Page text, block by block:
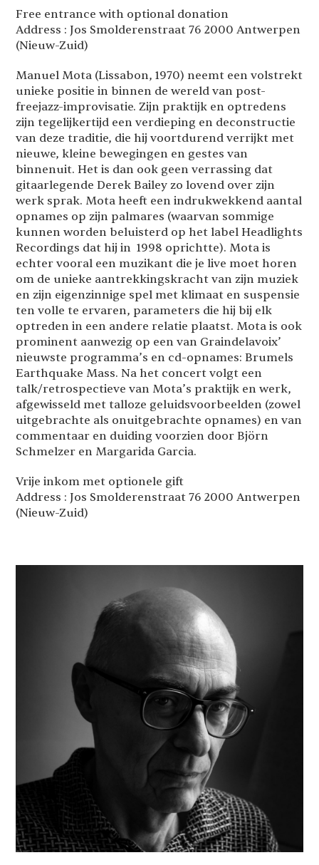
Free entrance with optional donation
Address : Jos Smolderenstraat 76 2000 Antwerpen
(Nieuw-Zuid)
Manuel Mota (Lissabon, 1970) neemt een volstrekt
unieke positie in binnen de wereld van post-
freejazz-improvisatie. Zijn praktijk en optredens
zijn tegelijkertijd een verdieping en deconstructie
van deze traditie, die hij voortdurend verrijkt met
nieuwe, kleine bewegingen en gestes van
binnenuit. Het is dan ook geen verrassing dat
gitaarlegende Derek Bailey zo lovend over zijn
werk sprak. Mota heeft een indrukwekkend aantal
opnames op zijn palmares (waarvan sommige
kunnen worden beluisterd op het label Headlights
Recordings dat hij in 1998 oprichtte). Mota is
echter vooral een muzikant die je live moet horen
om de unieke aantrekkingskracht van zijn muziek
en zijn eigenzinnige spel met klimaat en suspensie
ten volle te ervaren, parameters die hij bij elk
optreden in een andere relatie plaatst. Mota is ook
prominent aanwezig op een van Graindelavoix’
nieuwste programma’s en cd-opnames: Brumels
Earthquake Mass. Na het concert volgt een
talk/retrospectieve van Mota’s praktijk en werk,
afgewisseld met talloze geluidsvoorbeelden (zowel
uitgebrachte als onuitgebrachte opnames) en van
commentaar en duiding voorzien door Björn
Schmelzer en Margarida Garcia.
Vrije inkom met optionele gift
Address : Jos Smolderenstraat 76 2000 Antwerpen
(Nieuw-Zuid)